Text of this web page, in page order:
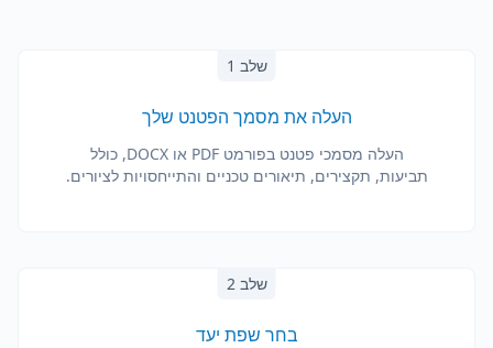
שלב 1
העלה את מסמך הפטנט שלך
העלה מסמכי פטנט בפורמט PDF או DOCX, כולל
תביעות, תקצירים, תיאורים טכניים והתייחסויות לציורים.
שלב 2
בחר שפת יעד